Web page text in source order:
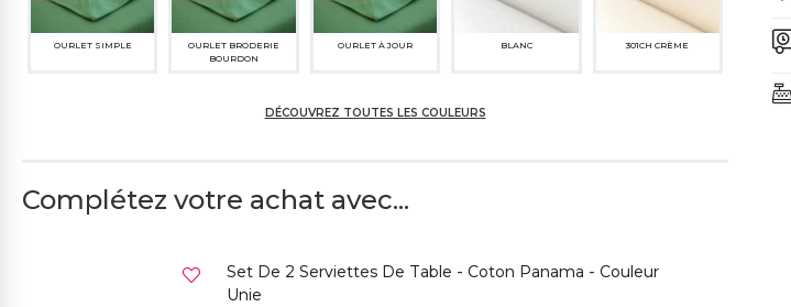
OURLET SIMPLE
OURLET BRODERIE
BOURDON
OURLET À JOUR BLANC 301CH CRÈME
DÉCOUVREZ TOUTES LES COULEURS
Complétez votre achat avec...
Set De 2 Serviettes De Table - Coton Panama - Couleur
Unie